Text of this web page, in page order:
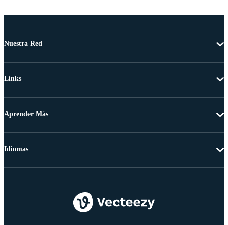
Nuestra Red
Links
Aprender Más
Idiomas